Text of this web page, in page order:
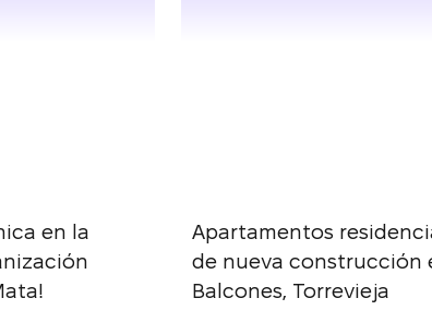
en la
Apartamentos
de nueva construcción
Balcones, Torrevieja